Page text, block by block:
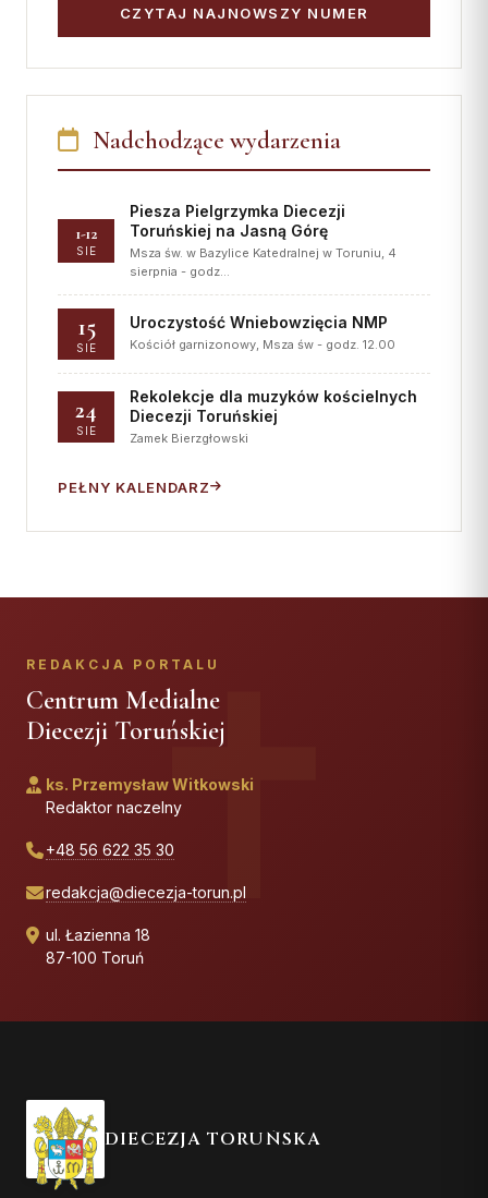
CZYTAJ NAJNOWSZY NUMER
Nadchodzące wydarzenia
1-12
SIE
Piesza Pielgrzymka Diecezji
Toruńskiej na Jasną Górę
Msza św. w Bazylice Katedralnej w Toruniu, 4
sierpnia - godz…
15
SIE
Uroczystość Wniebowzięcia NMP
Kościół garnizonowy, Msza św - godz. 12.00
24
SIE
Rekolekcje dla muzyków kościelnych
Diecezji Toruńskiej
Zamek Bierzgłowski
PEŁNY KALENDARZ
REDAKCJA PORTALU
Centrum Medialne
Diecezji Toruńskiej
ks. Przemysław Witkowski
Redaktor naczelny
+48 56 622 35 30
redakcja@diecezja-torun.pl
ul. Łazienna 18
87-100 Toruń
DIECEZJA TORUŃSKA